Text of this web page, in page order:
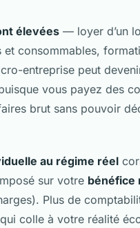
élevées — loyer d’un
et consommables,
entreprise peut
vous payez des
brut sans pouvoir
au régime réel
sur votre bénéfice
Plus de
colle à votre réalité